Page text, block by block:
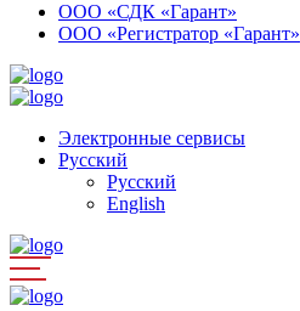
ООО «СДК «Гарант»
ООО «Регистратор «Гарант»
Электронные сервисы
Русский
Русский
English